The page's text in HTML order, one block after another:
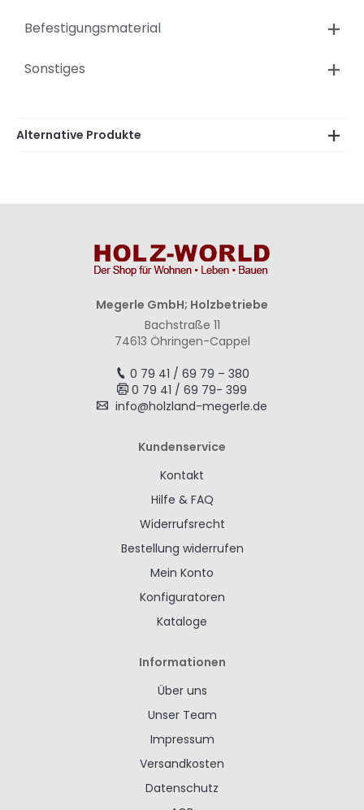
Befestigungsmaterial
Sonstiges
Alternative Produkte
Megerle GmbH; Holzbetriebe
Bachstraße 11
74613 Öhringen-Cappel
0 79 41 / 69 79 – 380
0 79 41 / 69 79- 399
info@holzland-megerle.de
Kundenservice
Kontakt
Hilfe & FAQ
Widerrufsrecht
Bestellung widerrufen
Mein Konto
Konfiguratoren
Kataloge
Informationen
Über uns
Unser Team
Impressum
Versandkosten
Datenschutz